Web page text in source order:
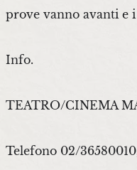
prove vanno avanti e
Info.
TEATRO/CINEMA
Telefono 02/